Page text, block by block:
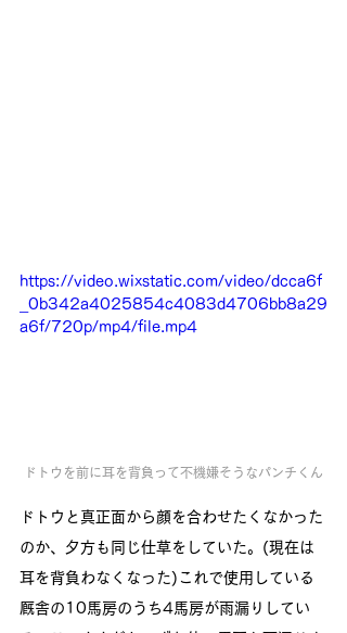
https://video.wixstatic.com/video/dcca6f
_0b342a4025854c4083d4706bb8a29
a6f/720p/mp4/file.mp4
ドトウを前に耳を背負って不機嫌そうなパンチくん
ドトウと真正面から顔を合わせたくなかった
のか、夕方も同じ仕草をしていた。(現在は
耳を背負わなくなった)これで使用している
厩舎の10馬房のうち4馬房が雨漏りしてい